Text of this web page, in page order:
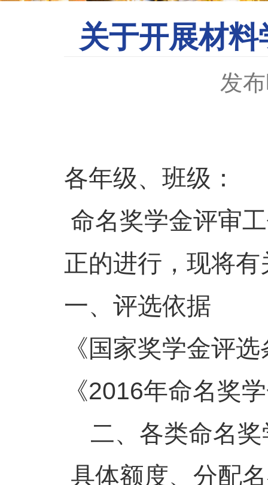
关于开展材
发
各年级、班级：
命名奖学金评审
正的进行，现将
一、评选依据
《国家奖学金评
《2016年命名奖
二、各类命名奖
具体额度、分配